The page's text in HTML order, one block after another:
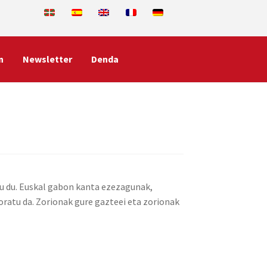
Newsletter Denda
Euskal gabon kanta ezezagunak,
da. Zorionak gure gazteei eta zorionak